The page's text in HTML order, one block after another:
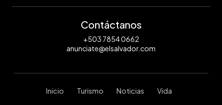
Contáctanos
+503 7854 0662
anunciate@elsalvador.com
Inicio Turismo Noticias Vida